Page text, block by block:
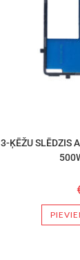
3-ĶĒŽU SLĒDZIS